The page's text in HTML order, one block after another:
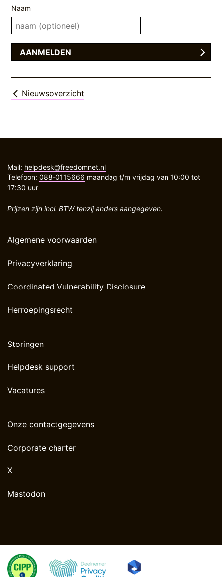
Naam
Nieuwsoverzicht
Mail: helpdesk@freedomnet.nl
Telefoon: 088-0115666 maandag t/m vrijdag van 10:00 tot
17:30 uur
Prijzen zijn incl. BTW tenzij anders aangegeven.
Algemene voorwaarden
Privacyverklaring
Coordinated Vulnerability Disclosure
Herroepingsrecht
Storingen
Helpdesk support
Vacatures
Onze contactgegevens
Corporate charter
X
Mastodon